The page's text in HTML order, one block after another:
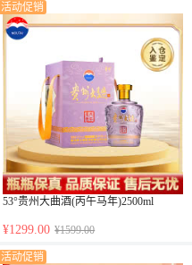
活动促销
53°贵州大曲酒(丙午马年)2500ml
¥1299.00 ¥1599.00
活动促销